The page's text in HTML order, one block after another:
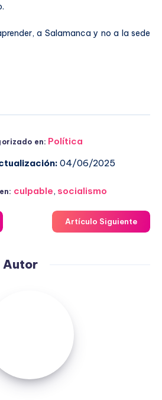
a Salamanca y no a la sede
en: Política
04/06/2025
culpable, socialismo
Artículo Siguiente
Autor